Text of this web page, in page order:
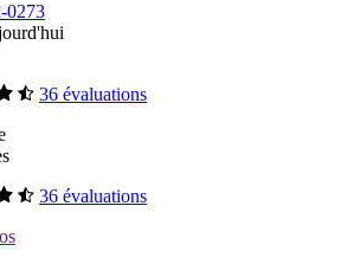
0273
36 évaluations
36 évaluations